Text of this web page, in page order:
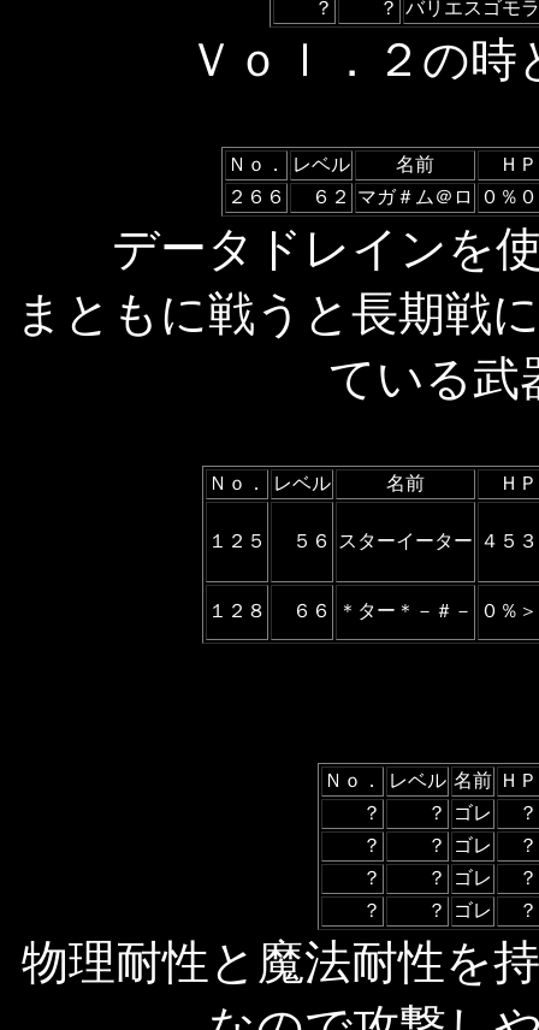
？
？ バリエスゴモラ
Ｖｏｌ．２の
Ｎｏ． レベル 名前
ＨＰ
２６６
６２ マガ＃ム＠ロ ０％
データドレインを
まともに戦うと長期戦
ている武
Ｎｏ． レベル 名前 ＨＰ
１２５ ５６ スターイーター ４５
１２８ ６６ ＊ター＊－＃－ ０％
Ｎｏ． レベル 名前 ＨＰ
？
？ ゴレ
？
？
？ ゴレ
？
？
？ ゴレ
？
？
？ ゴレ ？
物理耐性と魔法耐性を